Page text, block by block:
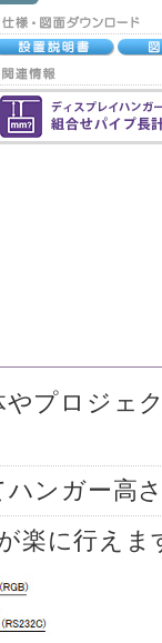
プロジェ
ンガー高
楽に行えま